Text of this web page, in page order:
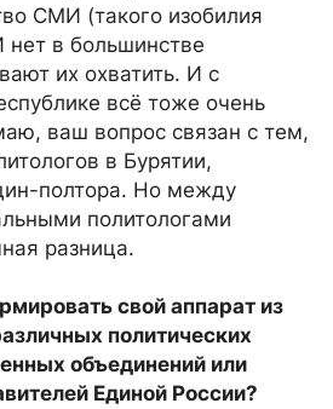
СМИ (такого изобилия
в большинстве
их охватить. И с
всё тоже очень
ваш вопрос связан с тем,
в Бурятии,
полтора. Но между
политологами
разница.
свой аппарат из
политических
объединений или
Единой России?